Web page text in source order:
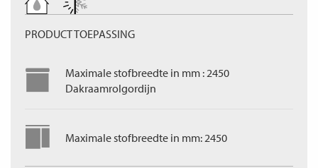
PRODUCT TOEPASSING
Maximale stofbreedte in mm : 2450
Dakraamrolgordijn
Maximale stofbreedte in mm: 2450